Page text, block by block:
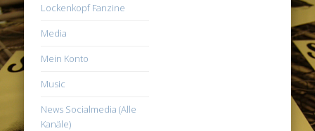
Lockenkopf Fanzine
Media
Mein Konto
Music
News Socialmedia (Alle
Kanäle)